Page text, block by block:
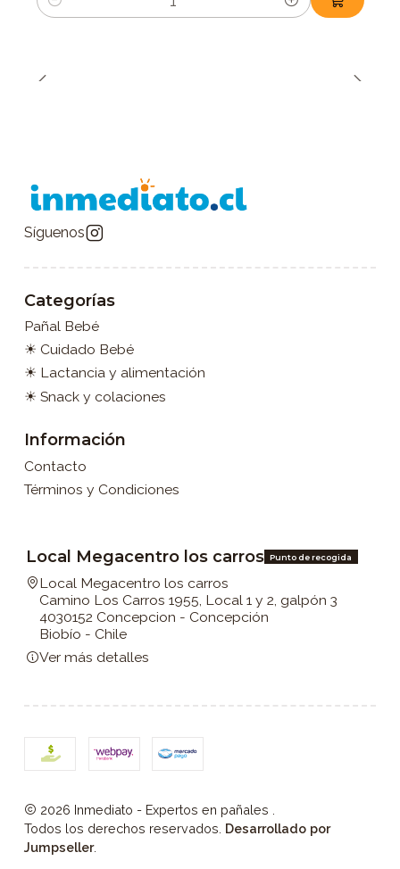
Cantidad
Síguenos
Categorías
Pañal Bebé
☀ Cuidado Bebé
☀ Lactancia y alimentación
☀ Snack y colaciones
Información
Contacto
Términos y Condiciones
Local Megacentro los carros Punto de recogida
Local Megacentro los carros
Camino Los Carros 1955, Local 1 y 2, galpón 3
4030152 Concepcion - Concepción
Biobío - Chile
Ver más detalles
2026 Inmediato - Expertos en pañales .
Todos los derechos reservados. Desarrollado por
Jumpseller.